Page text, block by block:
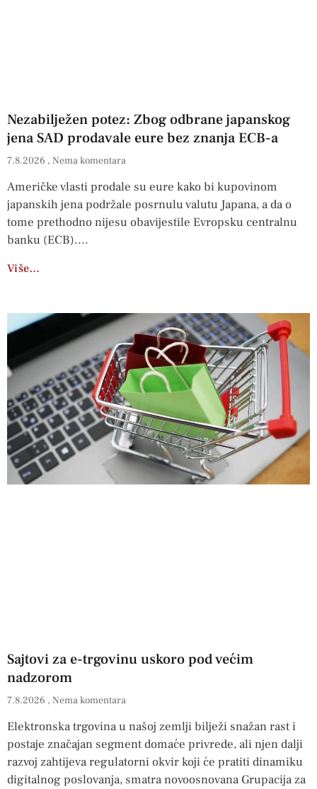
Nezabilježen potez: Zbog odbrane japanskog
jena SAD prodavale eure bez znanja ECB-a
7.8.2026 Nema komentara
Američke vlasti prodale su eure kako bi kupovinom
japanskih jena podržale posrnulu valutu Japana, a da o
tome prethodno nijesu obavijestile Evropsku centralnu
banku (ECB).
Više…
Sajtovi za e-trgovinu uskoro pod većim
nadzorom
7.8.2026 Nema komentara
Elektronska trgovina u našoj zemlji bilježi snažan rast i
postaje značajan segment domaće privrede, ali njen dalji
razvoj zahtijeva regulatorni okvir koji će pratiti dinamiku
digitalnog poslovanja, smatra novoosnovana Grupacija za